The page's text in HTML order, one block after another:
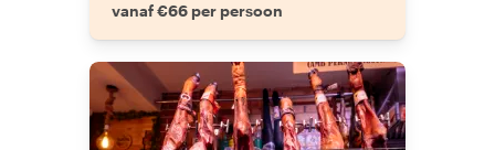
vanaf €66 per persoon